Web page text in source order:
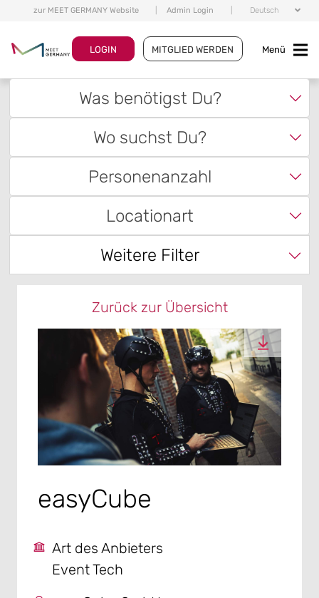
zur MEET GERMANY Website Admin Login Deutsch
LOGIN MITGLIED WERDEN Menü
Was benötigst Du?
Wo suchst Du?
Personenanzahl
Locationart
Weitere Filter
Zurück zur Übersicht
easyCube
Art des Anbieters
Event Tech